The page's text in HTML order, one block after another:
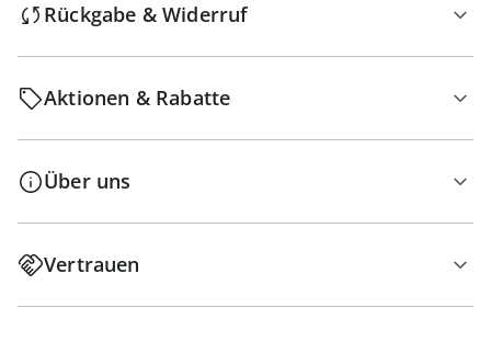
Rückgabe & Widerruf
Aktionen & Rabatte
Über uns
Vertrauen